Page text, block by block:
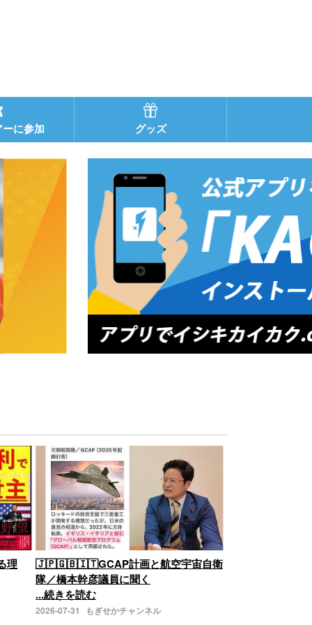
に参加 グッズ
理
🇯🇵🇬🇧🇮🇹GCAP計画と航空宇宙自衛
隊／橋本幹彦議員に聞く
...続きを読む
2026-07-31 もぎせかチャンネル